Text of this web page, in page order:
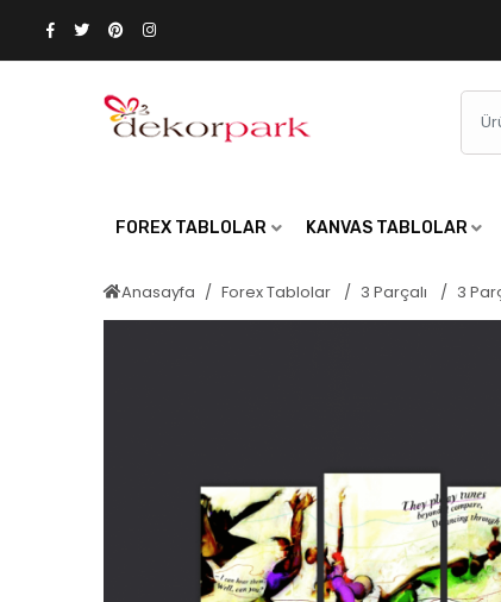
FOREX TABLOLAR KANVAS TABLOLAR
Anasayfa Forex Tablolar 3 Parçalı 3